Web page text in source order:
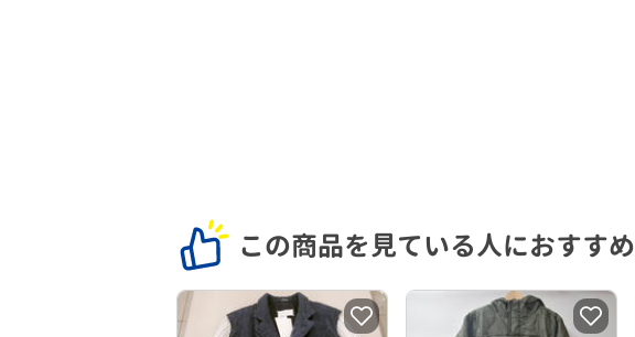
この商品を見ている人におすすめ